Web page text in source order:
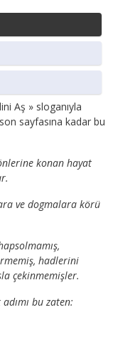
Aş » sloganıyla
sayfasına kadar bu
konan hayat
ve dogmalara körü
hadlerini
çekinmemişler.
bu zaten: